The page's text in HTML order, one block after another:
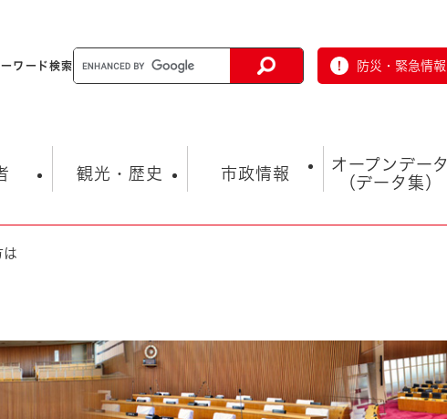
ワード検索 防災・緊急情報
契約情報
福祉・介護
とじる
観光・歴史
スポット
とじる
市政情報
職員採用情報
の案内
オープンデータ
（データ集）
は